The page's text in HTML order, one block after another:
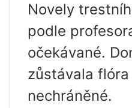
Novely
podle
očekávané.
zůstávala
nechráněné.